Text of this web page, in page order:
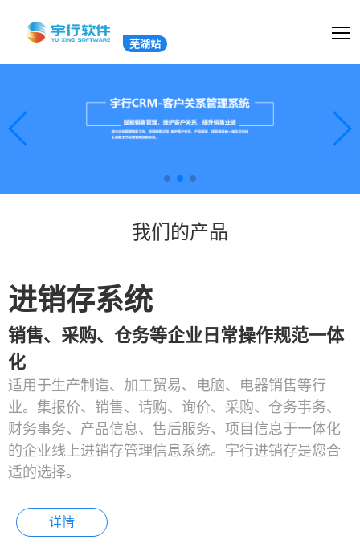
芜湖站
我们的产品
进销存系统
销售、采购、仓务等企业日常操作规范一体
化
适用于生产制造、加工贸易、电脑、电器销售等行
业。集报价、销售、请购、询价、采购、仓务事务、
财务事务、产品信息、售后服务、项目信息于一体化
的企业线上进销存管理信息系统。宇行进销存是您合
适的选择。
详情